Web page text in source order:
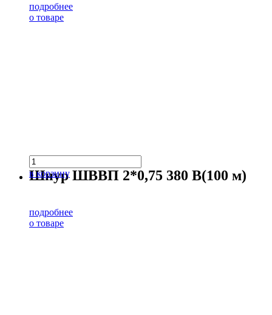
подробнее
о товаре
в корзину
Шнур ШВВП 2*0,75 380 В(100 м)
подробнее
о товаре